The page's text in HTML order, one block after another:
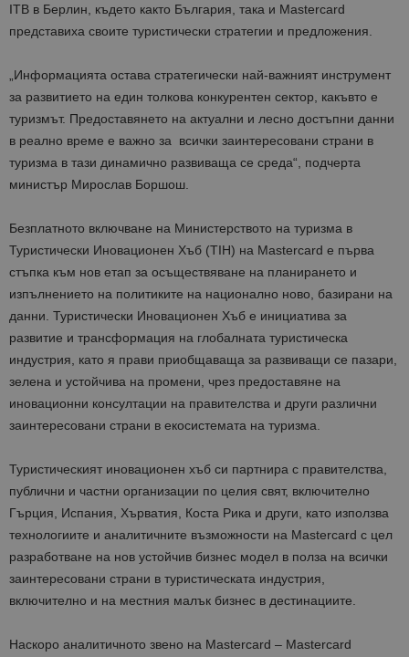
ITB в Берлин, където както България, така и Mastercard
представиха своите туристически стратегии и предложения.
„Информацията остава стратегически най-важният инструмент
за развитието на един толкова конкурентен сектор, какъвто е
туризмът. Предоставянето на актуални и лесно достъпни данни
в реално време е важно за всички заинтересовани страни в
туризма в тази динамично развиваща се среда“, подчерта
министър Мирослав Боршош.
Безплатното включване на Министерството на туризма в
Туристически Иновационен Хъб (ТIH) на Mastercard е първа
стъпка към нов етап за осъществяване на планирането и
изпълнението на политиките на национално ново, базирани на
данни. Туристически Иновационен Хъб е инициатива за
развитие и трансформация на глобалната туристическа
индустрия, като я прави приобщаваща за развиващи се пазари,
зелена и устойчива на промени, чрез предоставяне на
иновационни консултации на правителства и други различни
заинтересовани страни в екосистемата на туризма.
Туристическият иновационен хъб си партнира с правителства,
публични и частни организации по целия свят, включително
Гърция, Испания, Хърватия, Коста Рика и други, като използва
технологиите и аналитичните възможности на Mastercard с цел
разработване на нов устойчив бизнес модел в полза на всички
заинтересовани страни в туристическата индустрия,
включително и на местния малък бизнес в дестинациите.
Наскоро аналитичното звено на Mastercard – Mastercard